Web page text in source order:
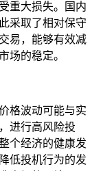
重大损失。国内
采取了相对保守
易，能够有效减
场的稳定。
格波动可能与实
进行高风险投
个经济的健康发
低投机行为的发